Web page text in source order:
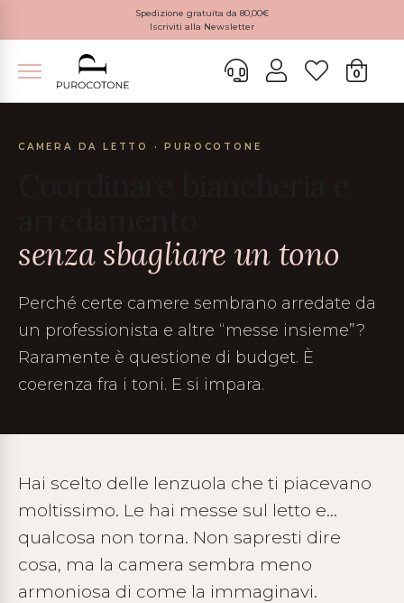
Spedizione gratuita da 80,00€
Iscriviti alla Newsletter
0
CAMERA DA LETTO · PUROCOTONE
senza sbagliare un tono
Perché certe camere sembrano arredate da
un professionista e altre “messe insieme”?
Raramente è questione di budget. È
coerenza fra i toni. E si impara.
Hai scelto delle lenzuola che ti piacevano
moltissimo. Le hai messe sul letto e…
qualcosa non torna. Non sapresti dire
cosa, ma la camera sembra meno
armoniosa di come la immaginavi.